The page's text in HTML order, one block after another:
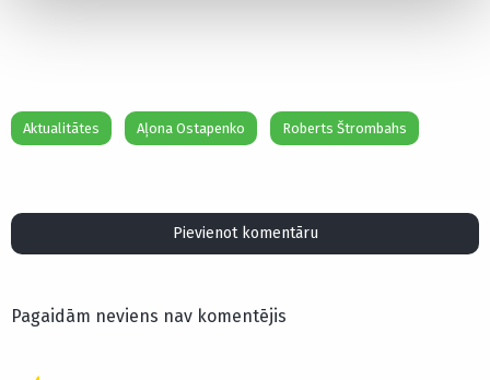
Aktualitātes Aļona Ostapenko Roberts Štrombahs
Pievienot komentāru
Pagaidām neviens nav komentējis